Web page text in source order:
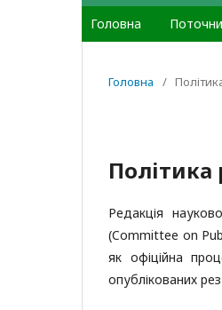
Головна
Головна /
Політика
Редакція
(Committee on
як офіційна
опублікованих